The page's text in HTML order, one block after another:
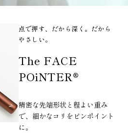
点で押す、だから深く。だから
やさしい。
The FACE
POiNTER®
精密な先端形状と程よい重み
で、細かなコリをピンポイント
に。